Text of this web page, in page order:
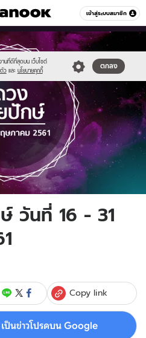
เข้าสู่ระบบสมาชิก
หมวดอื่นๆ
านที่ดีที่สุดบน เว็บไซต์
ตัว และ นโยบายคุกกี้
ตกลง
may_15days_2.png
วันที่ 16 - 31
Copy link
ป็นข่าวโปรดบน Google